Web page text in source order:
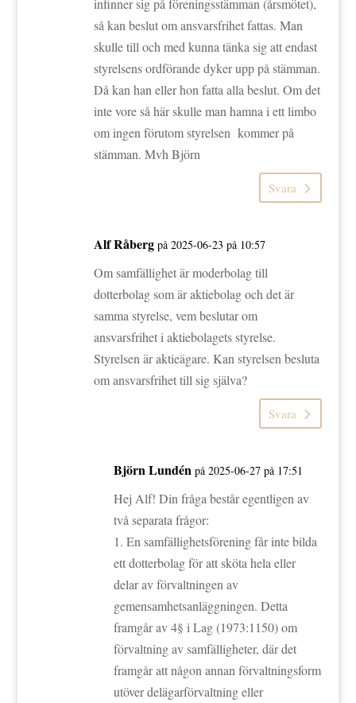
infinner sig på föreningsstämman (årsmötet),
så kan beslut om ansvarsfrihet fattas. Man
skulle till och med kunna tänka sig att endast
styrelsens ordförande dyker upp på stämman.
Då kan han eller hon fatta alla beslut. Om det
inte vore så här skulle man hamna i ett limbo
om ingen förutom styrelsen kommer på
stämman. Mvh Björn
Svara
Alf Råberg på 2025-06-23 på 10:57
Om samfällighet är moderbolag till
dotterbolag som är aktiebolag och det är
samma styrelse, vem beslutar om
ansvarsfrihet i aktiebolagets styrelse.
Styrelsen är aktieägare. Kan styrelsen besluta
om ansvarsfrihet till sig själva?
Svara
Björn Lundén på 2025-06-27 på 17:51
Hej Alf! Din fråga består egentligen av
två separata frågor:
1. En samfällighetsförening får inte bilda
ett dotterbolag för att sköta hela eller
delar av förvaltningen av
gemensamhetsanläggningen. Detta
framgår av 4§ i Lag (1973:1150) om
förvaltning av samfälligheter, där det
framgår att någon annan förvaltningsform
utöver delägarförvaltning eller